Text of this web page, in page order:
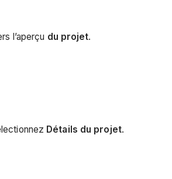
l’aperçu du projet.
Détails du projet.